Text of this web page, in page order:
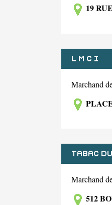
19
L M C I
Marchand
TABAC
Marchand
512